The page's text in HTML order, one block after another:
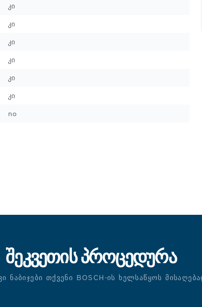
კი
კი
კი
კი
კი
კი
no
ᲨᲔᲙᲕᲔᲗᲘᲡ ᲞᲠᲝᲪᲔᲓᲣᲠᲐ
ᲜᲐᲑᲘᲯᲔᲑᲘ ᲗᲥᲕᲔᲜᲘ BOSCH-ᲘᲡ ᲮᲔᲚᲡᲐᲬᲧᲝᲡ